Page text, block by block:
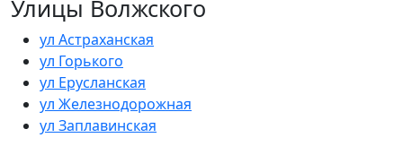
Улицы Волжского
ул Астраханская
ул Горького
ул Ерусланская
ул Железнодорожная
ул Заплавинская